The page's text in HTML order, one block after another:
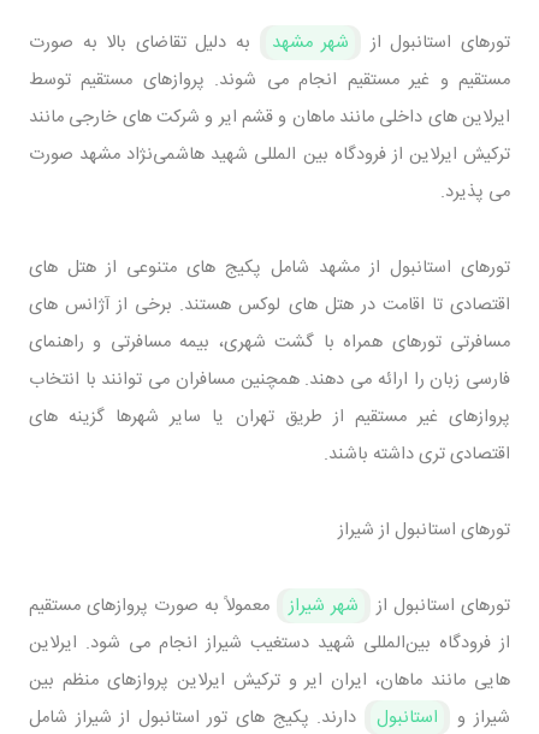
تورهای استانبول از شهر مشهد
به دلیل تقاضای بالا به ‌صورت
مستقیم و غیر مستقیم انجام می ‌شوند. پروازهای مستقیم توسط
ایرلاین ‌های داخلی مانند ماهان و قشم ‌ایر و شرکت ‌های خارجی مانند
ترکیش ‌ایرلاین از فرودگاه بین ‌المللی شهید هاشمی‌نژاد مشهد صورت
می پذیرد.
تورهای استانبول از مشهد شامل پکیج ‌های متنوعی از هتل‌ های
اقتصادی تا اقامت در هتل‌ های لوکس هستند. برخی از آژانس‌ های
مسافرتی تورهای همراه با گشت شهری، بیمه مسافرتی و راهنمای
فارسی ‌زبان را ارائه می ‌دهند. همچنین مسافران می ‌توانند با انتخاب
پروازهای غیر مستقیم از طریق تهران یا سایر شهرها گزینه‌ های
اقتصادی‌ تری داشته باشند.
تورهای استانبول از شیراز
تورهای استانبول از شهر شیراز
معمولاً به‌ صورت پروازهای مستقیم
از فرودگاه بین‌المللی شهید دستغیب شیراز انجام می ‌شود. ایرلاین
‌هایی مانند ماهان، ایران ‌ایر و ترکیش ‌ایرلاین پروازهای منظم بین
شیراز و
استانبول
دارند. پکیج‌ های تور استانبول از شیراز شامل